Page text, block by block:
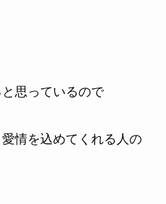
思っているので
情を込めてくれる人の